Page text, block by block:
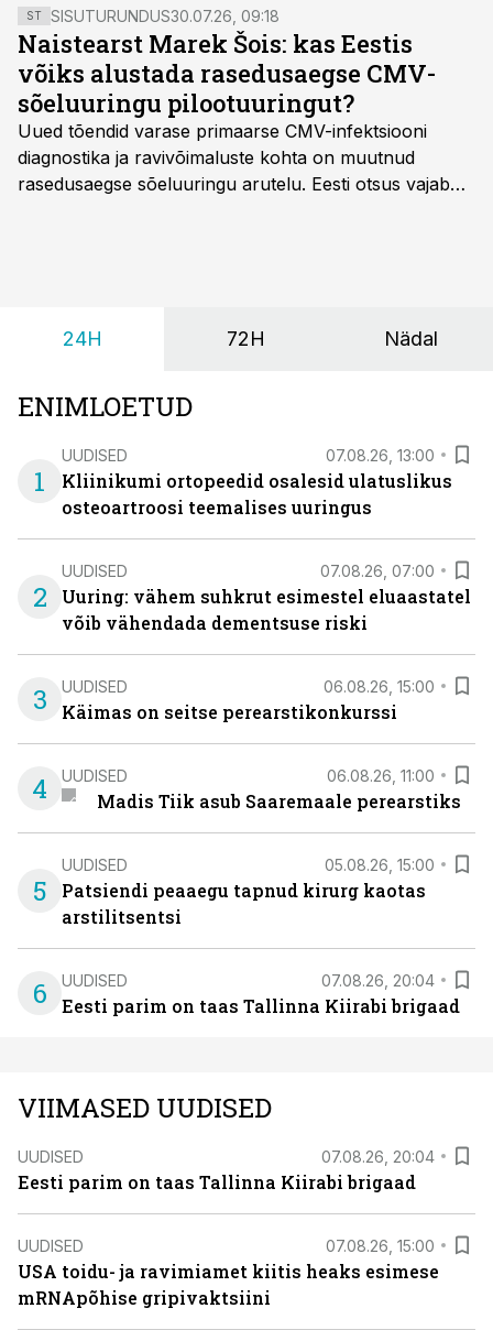
ST SISUTURUNDUS30.07.26, 09:18
Naistearst Marek Šois: kas Eestis
võiks alustada rasedusaegse CMV-
sõeluuringu pilootuuringut?
Uued tõendid varase primaarse CMV-infektsiooni
diagnostika ja ravivõimaluste kohta on muutnud
rasedusaegse sõeluuringu arutelu. Eesti otsus vajab
24H 72H Nädal
ENIMLOETUD
1
UUDISED 07.08.26, 13:00
Kliinikumi ortopeedid osalesid ulatuslikus
osteoartroosi teemalises uuringus
2
UUDISED 07.08.26, 07:00
Uuring: vähem suhkrut esimestel eluaastatel
võib vähendada dementsuse riski
3 UUDISED 06.08.26, 15:00
Käimas on seitse perearstikonkurssi
4 UUDISED 06.08.26, 11:00
Madis Tiik asub Saaremaale perearstiks
5
UUDISED 05.08.26, 15:00
Patsiendi peaaegu tapnud kirurg kaotas
arstilitsentsi
6 UUDISED 07.08.26, 20:04
Eesti parim on taas Tallinna Kiirabi brigaad
VIIMASED UUDISED
UUDISED 07.08.26, 20:04
Eesti parim on taas Tallinna Kiirabi brigaad
UUDISED 07.08.26, 15:00
USA toidu- ja ravimiamet kiitis heaks esimese
mRNApõhise gripivaktsiini